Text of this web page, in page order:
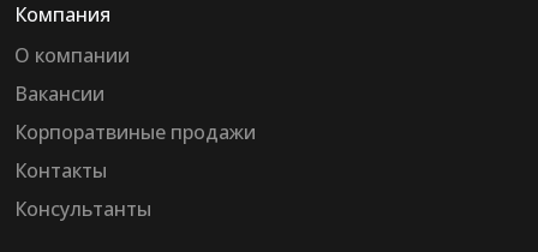
Компания
О компании
Вакансии
Корпоратвиные продажи
Контакты
Консультанты